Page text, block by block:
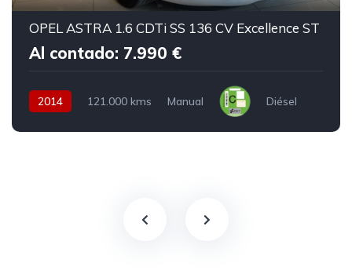
OPEL ASTRA 1.6 CDTi SS 136 CV Excellence ST
Al contado: 7.990 €
2014 121.000 kms Manual Diésel